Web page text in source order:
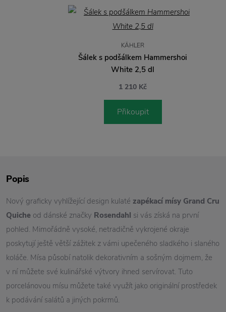
Popis
Nový graficky vyhlížející design kulaté zapékací mísy Grand Cru
Quiche od dánské značky Rosendahl si vás získá na první
pohled. Mimořádně vysoké, netradičně vykrojené okraje
poskytují ještě větší zážitek z vámi upečeného sladkého i slaného
koláče. Mísa působí natolik dekorativním a sošným dojmem, že
v ní můžete své kulinářské výtvory ihned servírovat. Tuto
porcelánovou mísu můžete také využít jako originální prostředek
k podávání salátů a jiných pokrmů.
KÄHLER
Šálek s podšálkem Hammershoi
White 2,5 dl
1 210 Kč
Přikoupit